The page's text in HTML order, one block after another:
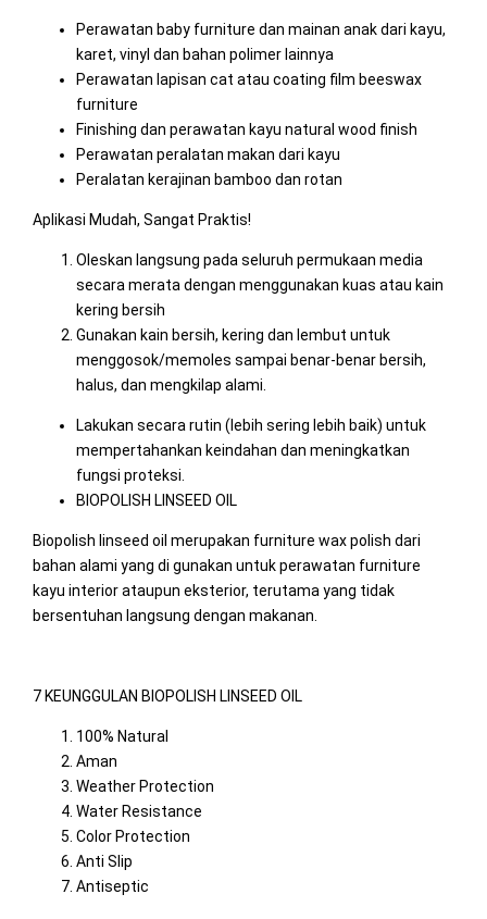
Perawatan baby furniture dan mainan anak dari kayu,
karet, vinyl dan bahan polimer lainnya
Perawatan lapisan cat atau coating film beeswax
furniture
Finishing dan perawatan kayu natural wood finish
Perawatan peralatan makan dari kayu
Peralatan kerajinan bamboo dan rotan
Aplikasi Mudah, Sangat Praktis!
Oleskan langsung pada seluruh permukaan media
secara merata dengan menggunakan kuas atau kain
kering bersih
Gunakan kain bersih, kering dan lembut untuk
menggosok/memoles sampai benar-benar bersih,
halus, dan mengkilap alami.
Lakukan secara rutin (lebih sering lebih baik) untuk
mempertahankan keindahan dan meningkatkan
fungsi proteksi.
BIOPOLISH LINSEED OIL
Biopolish linseed oil merupakan furniture wax polish dari
bahan alami yang di gunakan untuk perawatan furniture
kayu interior ataupun eksterior, terutama yang tidak
bersentuhan langsung dengan makanan.
7 KEUNGGULAN BIOPOLISH LINSEED OIL
100% Natural
Aman
Weather Protection
Water Resistance
Color Protection
Anti Slip
Antiseptic